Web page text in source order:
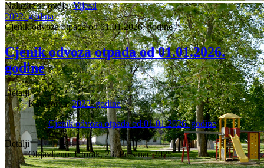
Nalazite se ovdje:Vijesti
2022. godina
Cjenik odvoza otpada od 01.01.2026. godine
Cjenik odvoza otpada od 01.01.2026.
godine
Detalji
Kategorija:2022. godina
Cjenik odvoza otpada od 01.01.2026. godine
Detalji
Objavljeno: Utorak, 23. Prosinac 2025.